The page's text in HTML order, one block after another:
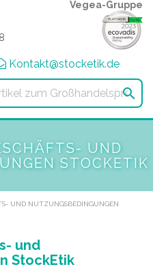
Vegea-Gruppe
Kontakt@stocketik.de

UND
STOCKETIK
UND NUTZUNGSBEDINGUNGEN
und
StockEtik